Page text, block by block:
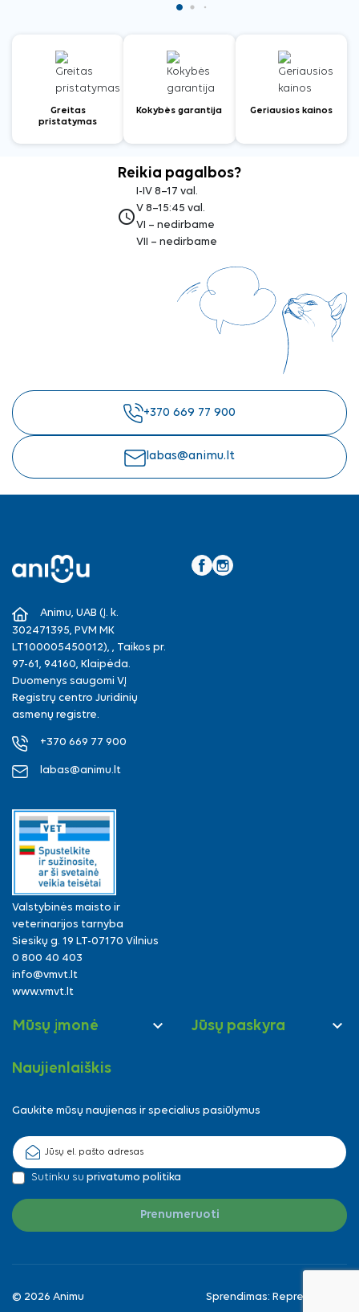
Greitas
pristatymas
Kokybės garantija Geriausios kainos
Reikia pagalbos?
access_time
I-IV 8–17 val.
V 8–15:45 val.
VI – nedirbame
VII – nedirbame
+370 669 77 900
labas@animu.lt
Animu, UAB (Į. k.
302471395, PVM MK
LT100005450012), , Taikos pr.
97-61, 94160, Klaipėda.
Duomenys saugomi VĮ
Registrų centro Juridinių
asmenų registre.
+370 669 77 900
labas@animu.lt
Valstybinės maisto ir
veterinarijos tarnyba
Siesikų g. 19 LT-07170 Vilnius
0 800 40 403
info@vmvt.lt
www.vmvt.lt
Mūsų įmonė  Jūsų paskyra 
Naujienlaiškis
Gaukite mūsų naujienas ir specialius pasiūlymus
Sutinku su privatumo politika
© 2026 Animu Sprendimas: Reprezentuok